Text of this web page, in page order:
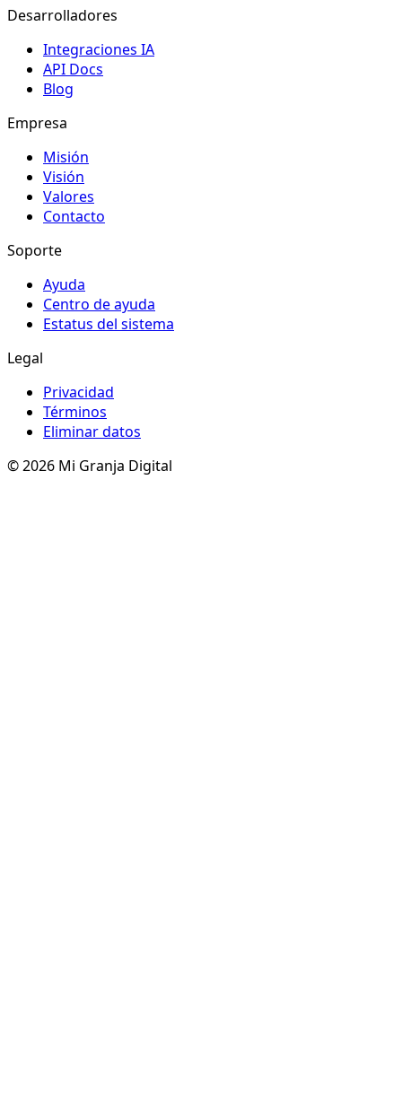
Desarrolladores
Integraciones IA
API Docs
Blog
Empresa
Misión
Visión
Valores
Contacto
Soporte
Ayuda
Centro de ayuda
Estatus del sistema
Legal
Privacidad
Términos
Eliminar datos
© 2026 Mi Granja Digital